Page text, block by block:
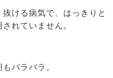
ける病気で、はっきりと
れていません。
バラバラ。